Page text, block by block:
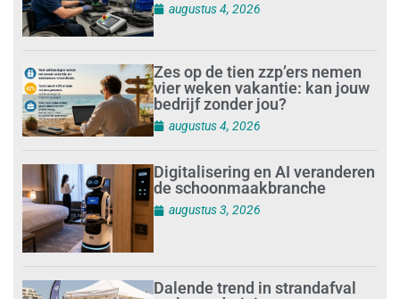
augustus 4, 2026
Zes op de tien zzp’ers nemen
vier weken vakantie: kan jouw
bedrijf zonder jou?
augustus 4, 2026
Digitalisering en AI veranderen
de schoonmaakbranche
augustus 3, 2026
Dalende trend in strandafval